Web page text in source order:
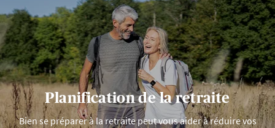
Planification de la retraite
Bien se préparer à la retraite peut vous aider à réduire vos